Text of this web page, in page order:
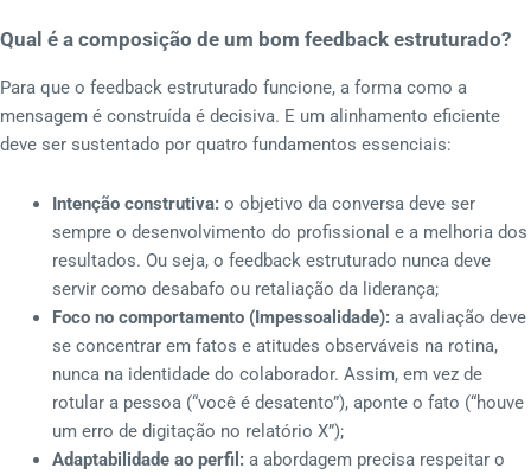
Qual é a composição de um bom feedback estruturado?
Para que o feedback estruturado funcione, a forma como a
mensagem é construída é decisiva. E um alinhamento eficiente
deve ser sustentado por quatro fundamentos essenciais:
Intenção construtiva:o objetivo da conversa deve ser
sempre o desenvolvimento do profissional e a melhoria dos
resultados. Ou seja, o feedback estruturado nunca deve
servir como desabafo ou retaliação da liderança;
Foco no comportamento (Impessoalidade):a avaliação deve
se concentrar em fatos e atitudes observáveis na rotina,
nunca na identidade do colaborador. Assim, em vez de
rotular a pessoa (“você é desatento”), aponte o fato (“houve
um erro de digitação no relatório X”);
Adaptabilidade ao perfil: a abordagem precisa respeitar o